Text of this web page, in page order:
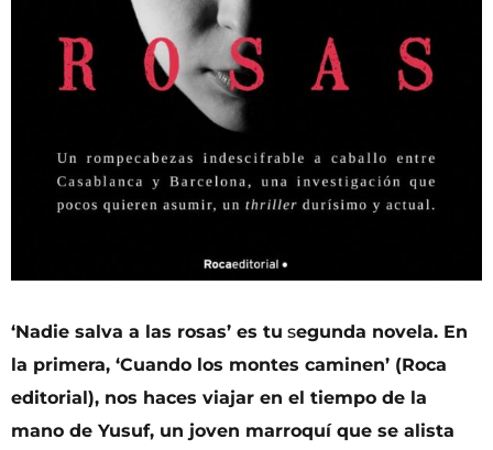
‘Nadie salva a las rosas’ es tu segunda novela. En
la primera, ‘Cuando los montes caminen’ (Roca
editorial), nos haces viajar en el tiempo de la
mano de Yusuf, un joven marroquí que se alista